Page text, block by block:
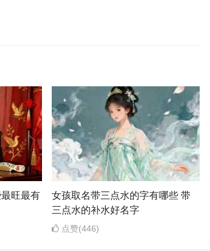
旺最有
女孩取名带三点水的字有哪些 带
三点水的补水好名字
点赞(446)